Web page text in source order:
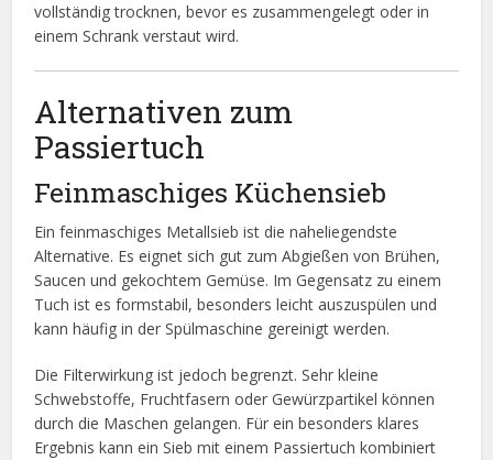
vollständig trocknen, bevor es zusammengelegt oder in
einem Schrank verstaut wird.
Alternativen zum
Passiertuch
Feinmaschiges Küchensieb
Ein feinmaschiges Metallsieb ist die naheliegendste
Alternative. Es eignet sich gut zum Abgießen von Brühen,
Saucen und gekochtem Gemüse. Im Gegensatz zu einem
Tuch ist es formstabil, besonders leicht auszuspülen und
kann häufig in der Spülmaschine gereinigt werden.
Die Filterwirkung ist jedoch begrenzt. Sehr kleine
Schwebstoffe, Fruchtfasern oder Gewürzpartikel können
durch die Maschen gelangen. Für ein besonders klares
Ergebnis kann ein Sieb mit einem Passiertuch kombiniert